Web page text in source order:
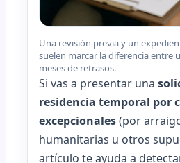
Una revisión previa y un
suelen marcar la diferencia entre
meses de retrasos.
Si vas a presentar una
residencia temporal por
excepcionales(por
humanitarias u otros
artículo te ayuda a